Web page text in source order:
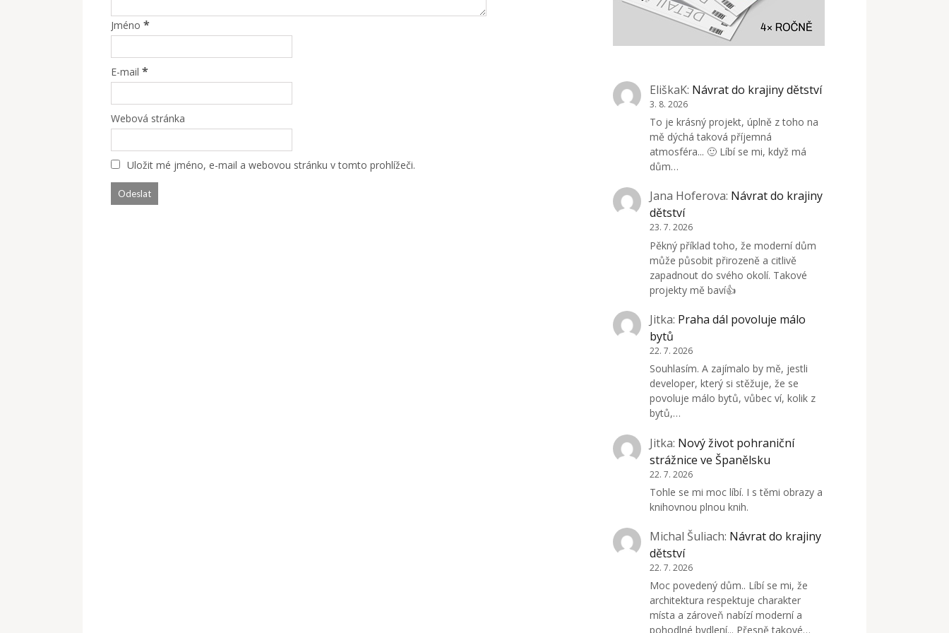
Jméno *
E-mail *
Webová stránka
Uložit mé jméno, e-mail a webovou stránku v tomto prohlížeči.
EliškaK: Návrat do krajiny dětství
3. 8. 2026
To je krásný projekt, úplně z toho na
mě dýchá taková příjemná
atmosféra... 🙂 Líbí se mi, když má
dům…
Jana Hoferova: Návrat do krajiny
dětství
23. 7. 2026
Pěkný příklad toho, že moderní dům
může působit přirozeně a citlivě
zapadnout do svého okolí. Takové
projekty mě baví👍
Jitka: Praha dál povoluje málo
bytů
22. 7. 2026
Souhlasím. A zajímalo by mě, jestli
developer, který si stěžuje, že se
povoluje málo bytů, vůbec ví, kolik z
bytů,…
Jitka: Nový život pohraniční
strážnice ve Španělsku
22. 7. 2026
Tohle se mi moc líbí. I s těmi obrazy a
knihovnou plnou knih.
Michal Šuliach: Návrat do krajiny
dětství
22. 7. 2026
Moc povedený dům.. Líbí se mi, že
architektura respektuje charakter
místa a zároveň nabízí moderní a
pohodlné bydlení... Přesně takové…